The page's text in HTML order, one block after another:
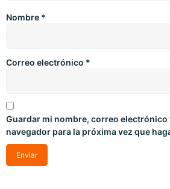
Nombre *
Correo electrónico *
Guardar mi nombre, correo electrónico
navegador para la próxima vez que